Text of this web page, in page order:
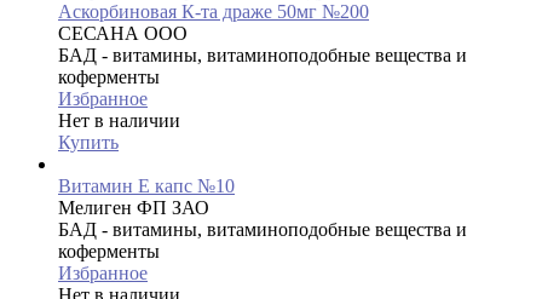
Аскорбиновая К-та драже 50мг №200
СЕСАНА ООО
БАД - витамины, витаминоподобные вещества и
коферменты
Избранное
Нет в наличии
Купить
Витамин Е капс №10
Мелиген ФП ЗАО
БАД - витамины, витаминоподобные вещества и
коферменты
Избранное